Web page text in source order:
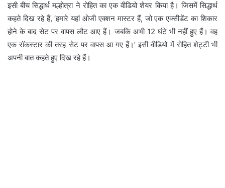
इसी बीच सिद्धार्थ मल्होत्रा ने रोहित का एक वीडियो शेयर किया है। जिसमें सिद्धार्थ
कहते दिख रहे हैं, ‘हमारे यहां ओजी एक्शन मास्टर हैं, जो एक एक्सीडेंट का शिकार
होने के बाद सेट पर वापस लौट आए हैं। जबकि अभी 12 घंटे भी नहीं हुए हैं। वह
एक रॉकस्टार की तरह सेट पर वापस आ गए हैं।’ इसी वीडियो में रोहित शेट्टी भी
अपनी बात कहते हुए दिख रहे हैं।